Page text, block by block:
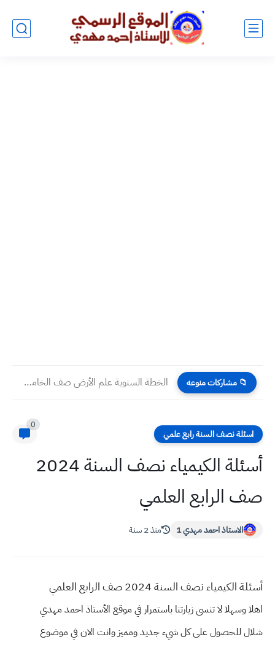
📁 مشاركات منوعه الخطة السنوية علم الأرض صف الخامس العلمي 2025 2026
اسئلة نصف السنة رابع علمي
0
أسئلة الكيمياء نصف السنة 2024
صف الرابع العلمي
الاستاذ احمد مهدي 1 منذ 2 سنة
أسئلة الكيمياء نصف السنة 2024 صف الرابع العلمي
اهلا وسهلالا تنسى زيارتنا باستمرار في موقع الأستاذ احمد مهدي
شلال للحصول على كل شيء جديد ومميز وانت الان في موضوع